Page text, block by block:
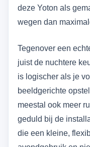
deze Yoton als
wegen dan
Tegenover een
juist de nuchtere
is logischer als je
beeldgerichte
meestal ook meer
geduld bij de
die een kleine,